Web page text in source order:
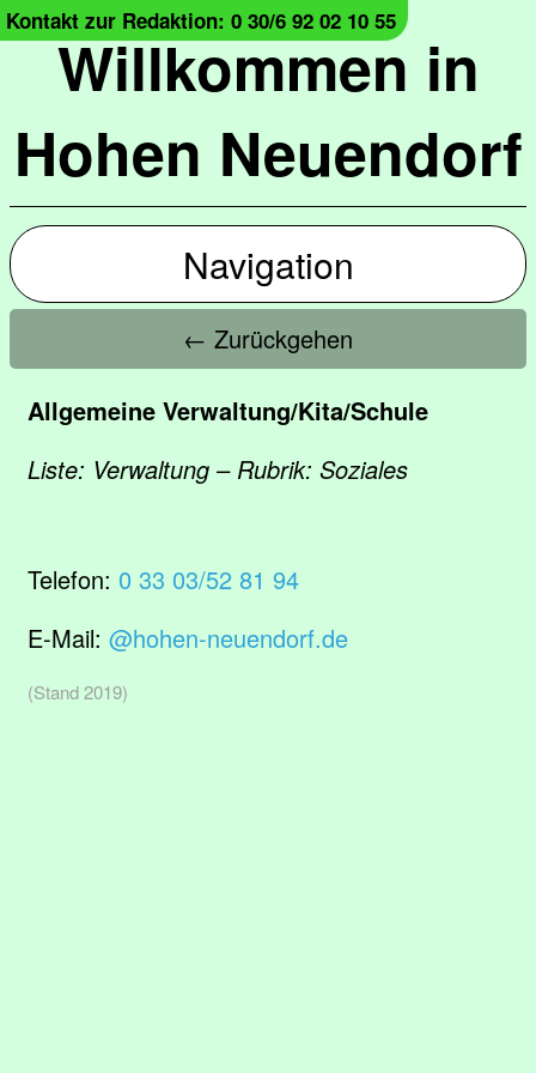
Willkommen in
Hohen Neuendorf
Kontakt zur Redaktion: 0 30/6 92 02 10 55
Navigation
← Zurückgehen
Allgemeine Verwaltung/Kita/Schule
Liste: Verwaltung – Rubrik: Soziales
Telefon: 0 33 03/52 81 94
E-Mail: @hohen-neuendorf.de
(Stand 2019)